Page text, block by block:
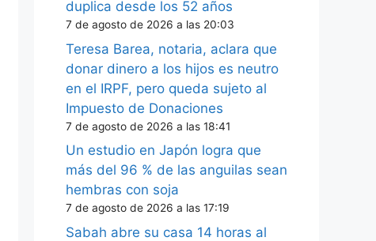
duplica desde los 52 años
7 de agosto de 2026 a las 20:03
Teresa Barea, notaria, aclara que
donar dinero a los hijos es neutro
en el IRPF, pero queda sujeto al
Impuesto de Donaciones
7 de agosto de 2026 a las 18:41
Un estudio en Japón logra que
más del 96 % de las anguilas sean
hembras con soja
7 de agosto de 2026 a las 17:19
Sabah abre su casa 14 horas al